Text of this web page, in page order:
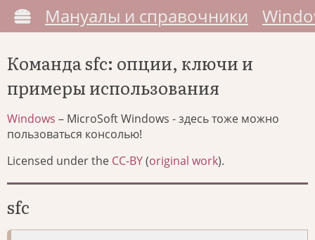
Мануалы и справочники
Команда sfc: опции, ключи и
примеры использования
Windows – MicroSoft Windows - здесь тоже можно
пользоваться консолью!
Licensed under the CC-BY(original work).
sfc